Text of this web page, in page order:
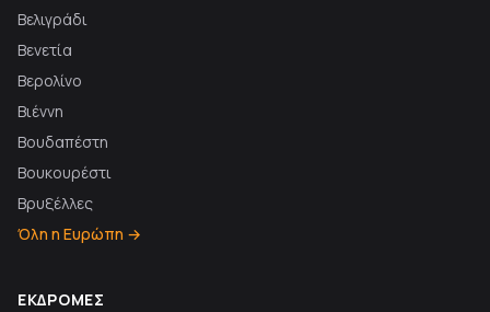
Βελιγράδι
Βενετία
Βερολίνο
Βιέννη
Βουδαπέστη
Βουκουρέστι
Βρυξέλλες
Όλη η Ευρώπη →
ΕΚΔΡΟΜΈΣ